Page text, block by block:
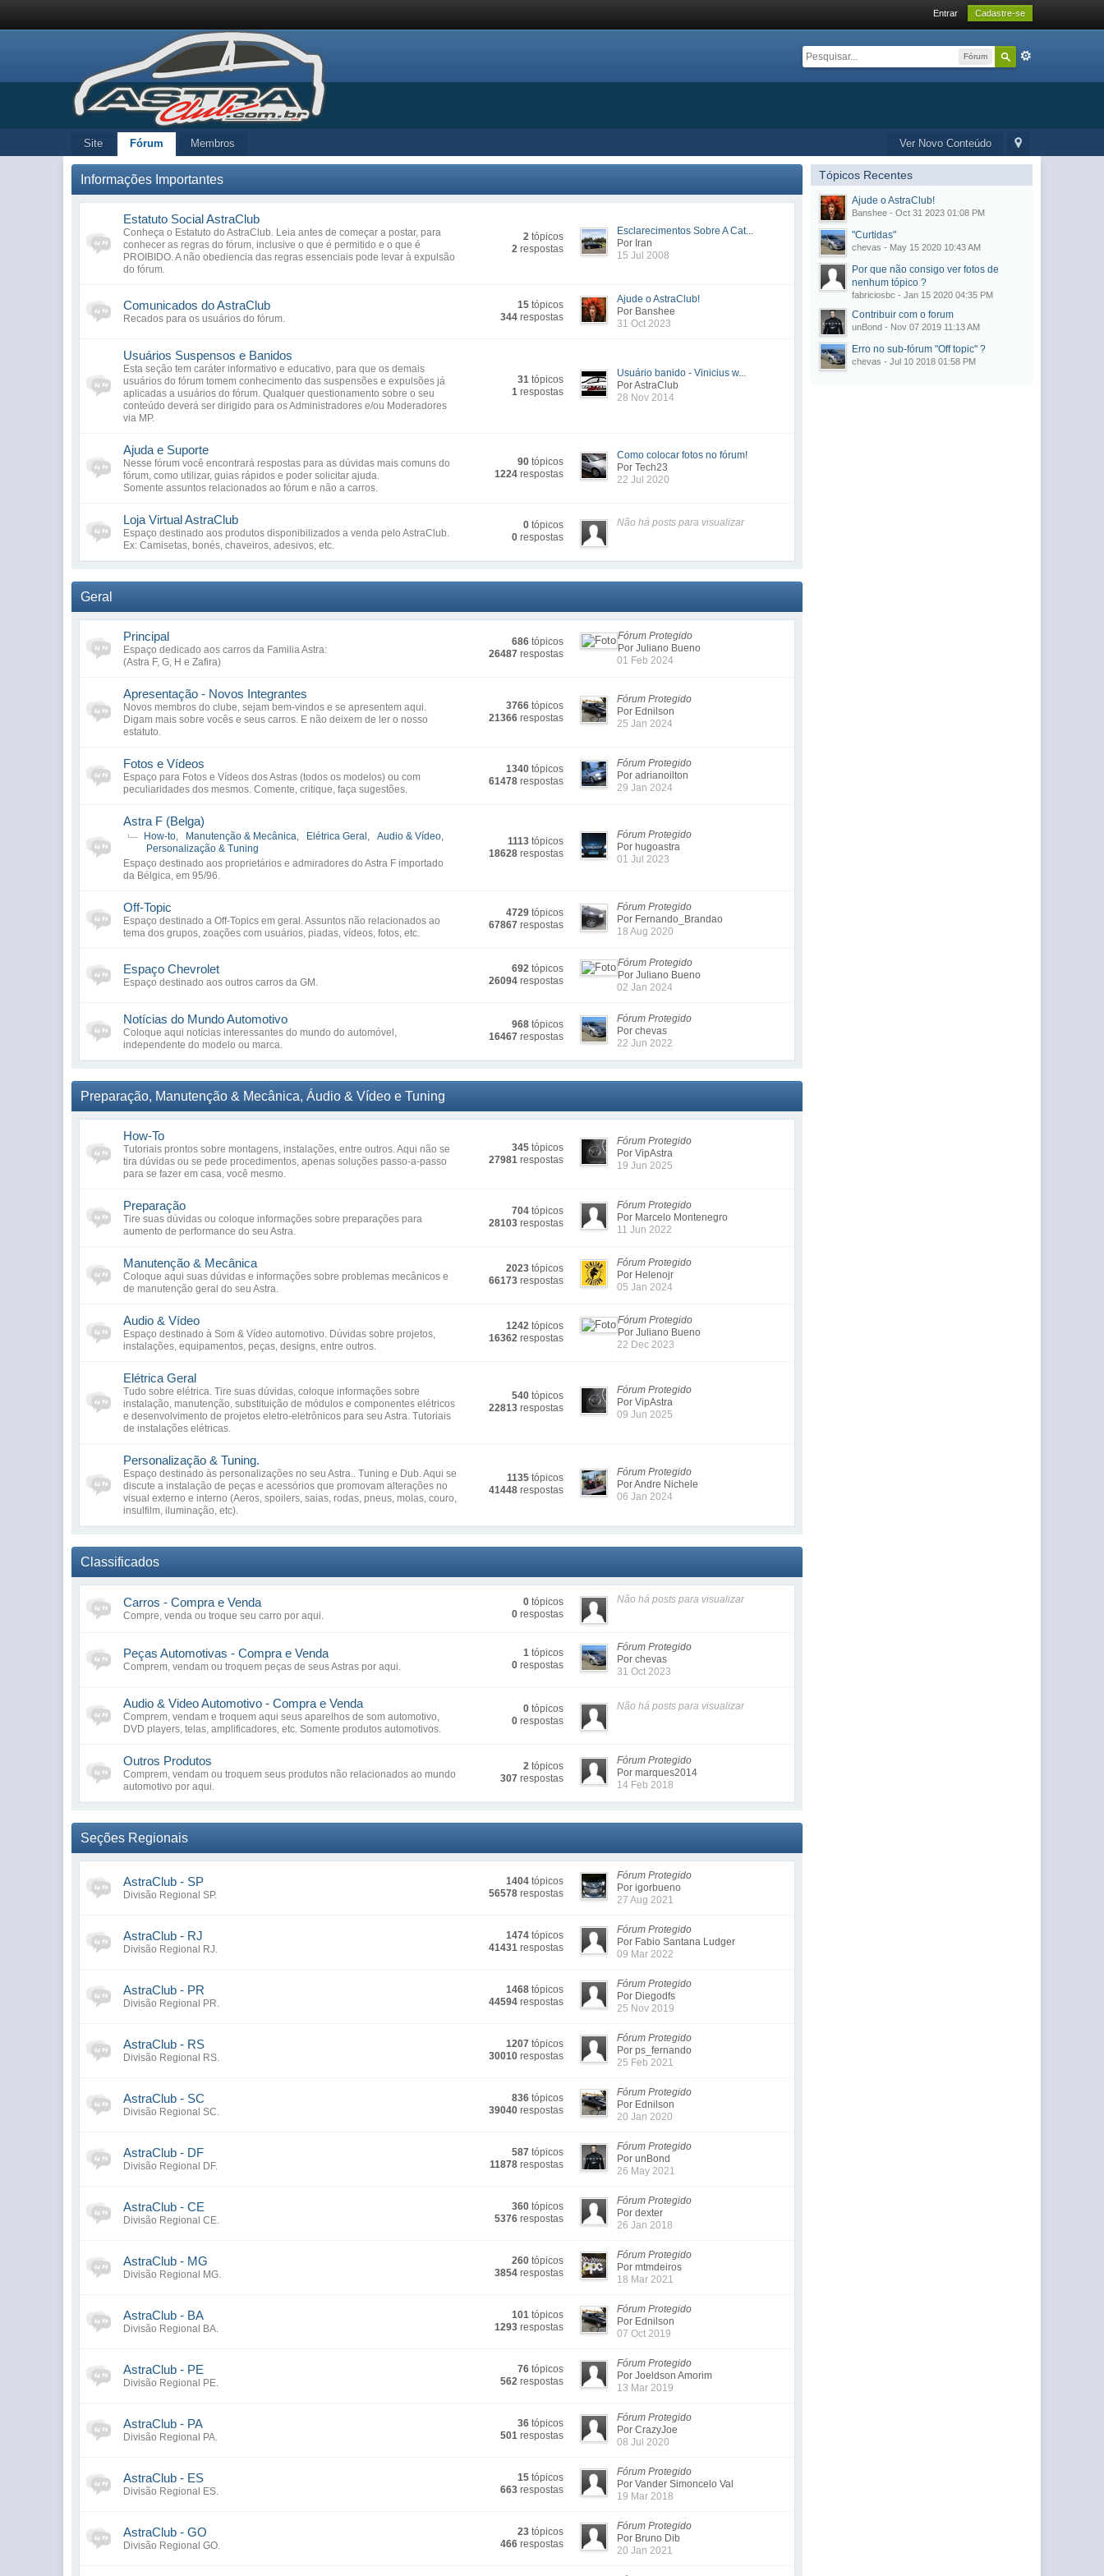
Entrar Cadastre-se
Fórum
Ver Novo Conteúdo
Site Fórum Membros
Informações Importantes
Estatuto Social AstraClub
Conheça o Estatuto do AstraClub. Leia antes de começar a postar, para
conhecer as regras do fórum, inclusive o que é permitido e o que é
PROIBIDO. A não obediencia das regras essenciais pode levar à expulsão
do fórum.
2 tópicos
2 respostas
Esclarecimentos Sobre A Cat...
Por Iran
15 Jul 2008
Comunicados do AstraClub
Recados para os usuários do fórum.
15 tópicos
344 respostas
Ajude o AstraClub!
Por Banshee
31 Oct 2023
Usuários Suspensos e Banidos
Esta seção tem caráter informativo e educativo, para que os demais
usuários do fórum tomem conhecimento das suspensões e expulsões já
aplicadas a usuários do fórum. Qualquer questionamento sobre o seu
conteúdo deverá ser dirigido para os Administradores e/ou Moderadores
via MP.
31 tópicos
1 respostas
Usuário banido - Vinicius w...
Por AstraClub
28 Nov 2014
Ajuda e Suporte
Nesse fórum você encontrará respostas para as dúvidas mais comuns do
fórum, como utilizar, guias rápidos e poder solicitar ajuda.
Somente assuntos relacionados ao fórum e não a carros.
90 tópicos
1224 respostas
Como colocar fotos no fórum!
Por Tech23
22 Jul 2020
Loja Virtual AstraClub
Espaço destinado aos produtos disponibilizados a venda pelo AstraClub.
Ex: Camisetas, bonés, chaveiros, adesivos, etc.
0 tópicos
0 respostas
Não há posts para visualizar
Geral
Principal
Espaço dedicado aos carros da Familia Astra:
(Astra F, G, H e Zafira)
686 tópicos
26487 respostas
Fórum Protegido
Por Juliano Bueno
01 Feb 2024
Apresentação - Novos Integrantes
Novos membros do clube, sejam bem-vindos e se apresentem aqui.
Digam mais sobre vocês e seus carros. E não deixem de ler o nosso
estatuto.
3766 tópicos
21366 respostas
Fórum Protegido
Por Ednilson
25 Jan 2024
Fotos e Vídeos
Espaço para Fotos e Vídeos dos Astras (todos os modelos) ou com
peculiaridades dos mesmos. Comente, critique, faça sugestões.
1340 tópicos
61478 respostas
Fórum Protegido
Por adrianoilton
29 Jan 2024
Astra F (Belga)
How-to, Manutenção & Mecânica, Elétrica Geral , Audio & Vídeo,
Personalização & Tuning
Espaço destinado aos proprietários e admiradores do Astra F importado
da Bélgica, em 95/96.
1113 tópicos
18628 respostas
Fórum Protegido
Por hugoastra
01 Jul 2023
Off-Topic
Espaço destinado a Off-Topics em geral. Assuntos não relacionados ao
tema dos grupos, zoações com usuários, piadas, vídeos, fotos, etc.
4729 tópicos
67867 respostas
Fórum Protegido
Por Fernando_Brandao
18 Aug 2020
Espaço Chevrolet
Espaço destinado aos outros carros da GM.
692 tópicos
26094 respostas
Fórum Protegido
Por Juliano Bueno
02 Jan 2024
Notícias do Mundo Automotivo
Coloque aqui notícias interessantes do mundo do automóvel,
independente do modelo ou marca.
968 tópicos
16467 respostas
Fórum Protegido
Por chevas
22 Jun 2022
Preparação, Manutenção & Mecânica, Áudio & Vídeo e Tuning
How-To
Tutoriais prontos sobre montagens, instalações, entre outros. Aqui não se
tira dúvidas ou se pede procedimentos, apenas soluções passo-a-passo
para se fazer em casa, você mesmo.
345 tópicos
27981 respostas
Fórum Protegido
Por VipAstra
19 Jun 2025
Preparação
Tire suas dúvidas ou coloque informações sobre preparações para
aumento de performance do seu Astra.
704 tópicos
28103 respostas
Fórum Protegido
Por Marcelo Montenegro
11 Jun 2022
Manutenção & Mecânica
Coloque aqui suas dúvidas e informações sobre problemas mecânicos e
de manutenção geral do seu Astra.
2023 tópicos
66173 respostas
Fórum Protegido
Por Helenojr
05 Jan 2024
Audio & Vídeo
Espaço destinado à Som & Vídeo automotivo. Dúvidas sobre projetos,
instalações, equipamentos, peças, designs, entre outros.
1242 tópicos
16362 respostas
Fórum Protegido
Por Juliano Bueno
22 Dec 2023
Elétrica Geral
Tudo sobre elétrica. Tire suas dúvidas, coloque informações sobre
instalação, manutenção, substituição de módulos e componentes elétricos
e desenvolvimento de projetos eletro-eletrônicos para seu Astra. Tutoriais
de instalações elétricas.
540 tópicos
22813 respostas
Fórum Protegido
Por VipAstra
09 Jun 2025
Personalização & Tuning.
Espaço destinado às personalizações no seu Astra.. Tuning e Dub. Aqui se
discute a instalação de peças e acessórios que promovam alterações no
visual externo e interno (Aeros, spoilers, saias, rodas, pneus, molas, couro,
insulfilm, iluminação, etc).
1135 tópicos
41448 respostas
Fórum Protegido
Por Andre Nichele
06 Jan 2024
Classificados
Carros - Compra e Venda
Compre, venda ou troque seu carro por aqui.
0 tópicos
0 respostas
Não há posts para visualizar
Peças Automotivas - Compra e Venda
Comprem, vendam ou troquem peças de seus Astras por aqui.
1 tópicos
0 respostas
Fórum Protegido
Por chevas
31 Oct 2023
Audio & Video Automotivo - Compra e Venda
Comprem, vendam e troquem aqui seus aparelhos de som automotivo,
DVD players, telas, amplificadores, etc. Somente produtos automotivos.
0 tópicos
0 respostas
Não há posts para visualizar
Outros Produtos
Comprem, vendam ou troquem seus produtos não relacionados ao mundo
automotivo por aqui.
2 tópicos
307 respostas
Fórum Protegido
Por marques2014
14 Feb 2018
Seções Regionais
AstraClub - SP
Divisão Regional SP.
1404 tópicos
56578 respostas
Fórum Protegido
Por igorbueno
27 Aug 2021
AstraClub - RJ
Divisão Regional RJ.
1474 tópicos
41431 respostas
Fórum Protegido
Por Fabio Santana Ludger
09 Mar 2022
AstraClub - PR
Divisão Regional PR.
1468 tópicos
44594 respostas
Fórum Protegido
Por Diegodfs
25 Nov 2019
AstraClub - RS
Divisão Regional RS.
1207 tópicos
30010 respostas
Fórum Protegido
Por ps_fernando
25 Feb 2021
AstraClub - SC
Divisão Regional SC.
836 tópicos
39040 respostas
Fórum Protegido
Por Ednilson
20 Jan 2020
AstraClub - DF
Divisão Regional DF.
587 tópicos
11878 respostas
Fórum Protegido
Por unBond
26 May 2021
AstraClub - CE
Divisão Regional CE.
360 tópicos
5376 respostas
Fórum Protegido
Por dexter
26 Jan 2018
AstraClub - MG
Divisão Regional MG.
260 tópicos
3854 respostas
Fórum Protegido
Por mtmdeiros
18 Mar 2021
AstraClub - BA
Divisão Regional BA.
101 tópicos
1293 respostas
Fórum Protegido
Por Ednilson
07 Oct 2019
AstraClub - PE
Divisão Regional PE.
76 tópicos
562 respostas
Fórum Protegido
Por Joeldson Amorim
13 Mar 2019
AstraClub - PA
Divisão Regional PA.
36 tópicos
501 respostas
Fórum Protegido
Por CrazyJoe
08 Jul 2020
AstraClub - ES
Divisão Regional ES.
15 tópicos
663 respostas
Fórum Protegido
Por Vander Simoncelo Val
19 Mar 2018
AstraClub - GO
Divisão Regional GO.
23 tópicos
466 respostas
Fórum Protegido
Por Bruno Dib
20 Jan 2021
Tópicos Recentes
Ajude o AstraClub!
Banshee - Oct 31 2023 01:08 PM
"Curtidas"
chevas - May 15 2020 10:43 AM
Por que não consigo ver fotos de
nenhum tópico ?
fabriciosbc - Jan 15 2020 04:35 PM
Contribuir com o forum
unBond - Nov 07 2019 11:13 AM
Erro no sub-fórum "Off topic" ?
chevas - Jul 10 2018 01:58 PM